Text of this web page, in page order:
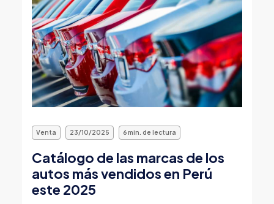
Venta 23/10/2025 6 min. de lectura
Catálogo de las marcas de los
autos más vendidos en Perú
este 2025